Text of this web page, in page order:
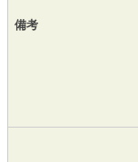
備考